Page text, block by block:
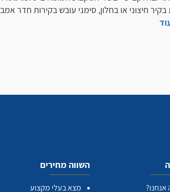
חיצוני או בחלון, סימני עובש בקירות חדר
השווה מחירים
מצא בעלי מקצוע